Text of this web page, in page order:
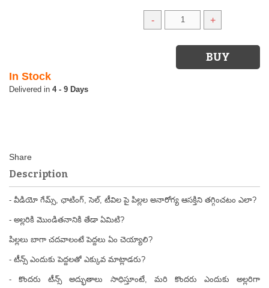
- +
In Stock
4 - 9 Days
Description
- వీడియో గేమ్స్, ఛాటింగ్, సెల్, టీవిల పై పిల్లల అనారోగ్య ఆసక్తిని తగ్గించటం ఎలా?
- అల్లరికి మొండితనానికి తేడా ఏమిటి?
పిల్లలు బాగా చదవాలంటే పెద్దలు ఏం చెయ్యాలి?
- టీన్స్ ఎందుకు పెద్దలతో ఎక్కువ మాట్లాడరు?
- కొందరు టీన్స్ అద్భుతాలు సాధిస్తూంటే, మరి కొందరు ఎందుకు అల్లరిగా